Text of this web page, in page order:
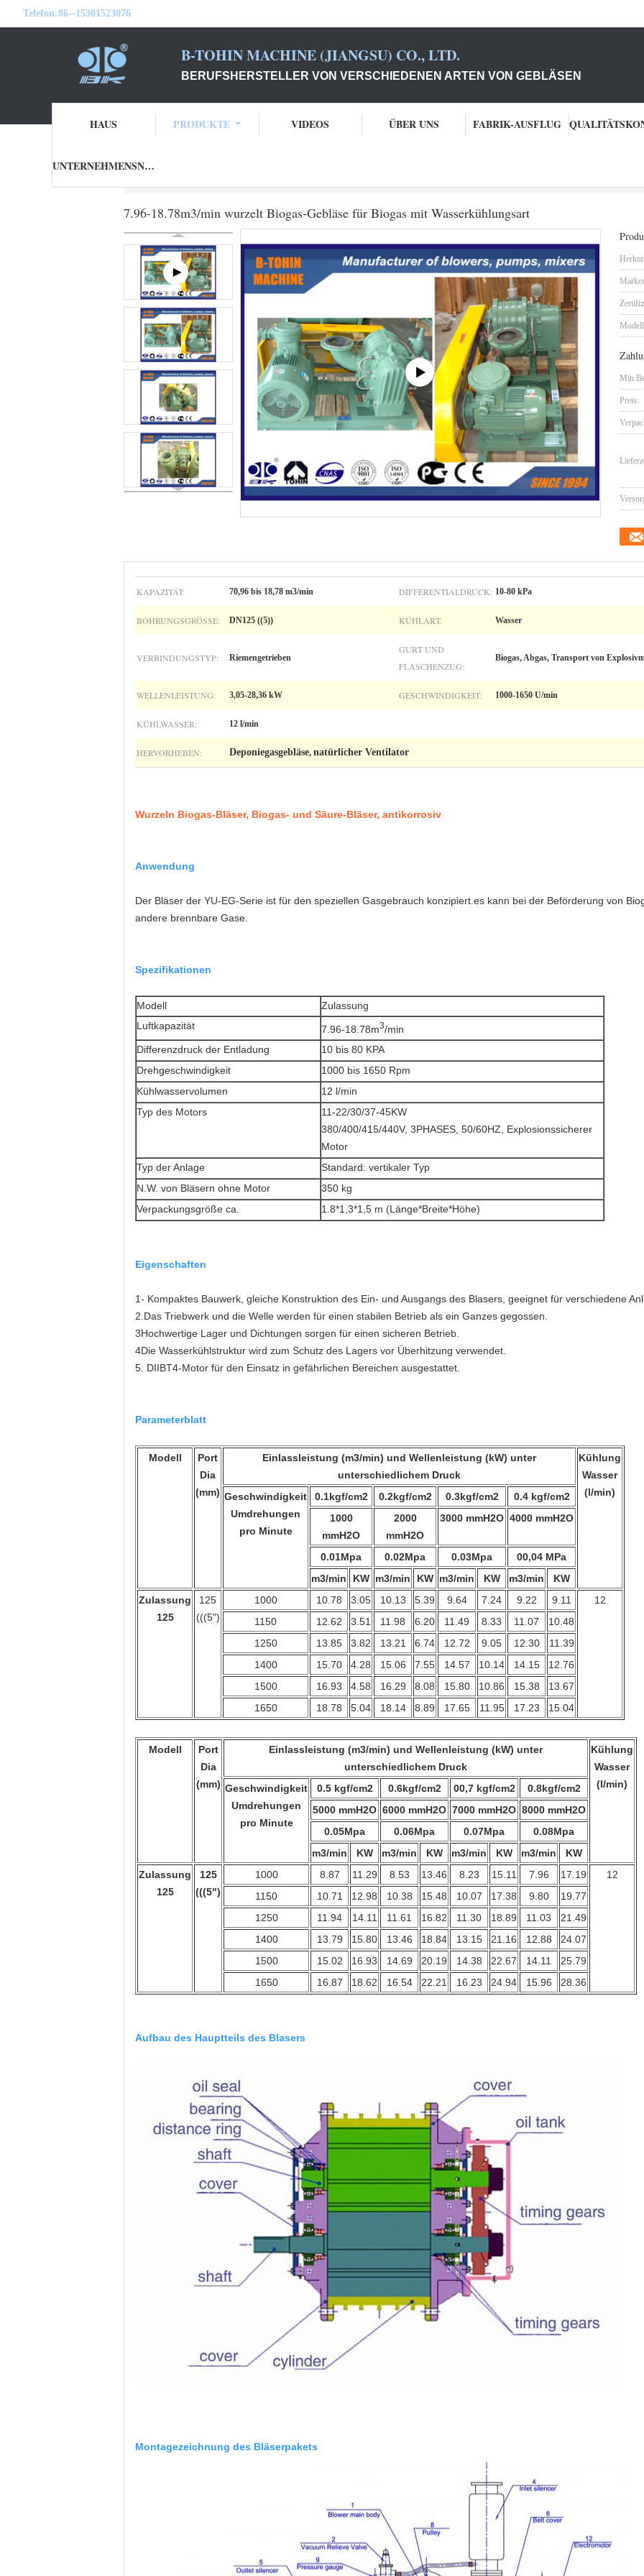
Telefon:86--15301523076
B-TOHIN MACHINE (JIANGSU) CO., LTD.
BERUFSHERSTELLER VON VERSCHIEDENEN ARTEN VON GEBLÄSEN
HAUS PRODUKTE VIDEOS ÜBER UNS FABRIK-AUSFLUG
UNTERNEHMENSNACHRICHTEN
7.96-18.78m3/min wurzelt Biogas-Gebläse für Biogas mit Wasserkühlungsart
Min
Preis:
KAPAZITÄT: 70,96 bis 18,78 m3/min DIFFERENTIALDRUCK: 10-80 kPa
BOHRUNGSGRÖSSE: DN125 ((5)) KÜHLART: Wasser
VERBINDUNGSTYP: Riemengetrieben
GURT UND
FLASCHENZUG:
Biogas, Abgas, Transport von
WELLENLEISTUNG: 3,05-28,36 kW GESCHWINDIGKEIT: 1000-1650 U/min
KÜHLWASSER: 12 l/min
HERVORHEBEN: Deponiegasgebläse, natürlicher Ventilator
Wurzeln Biogas-Bläser, Biogas- und Säure-Bläser, antikorrosiv
Anwendung
Der Bläser der YU-EG-Serie ist für den speziellen Gasgebrauch konzipiert.es kann bei der Beförderung von
andere brennbare Gase.
Spezifikationen
Modell
Zulassung
Luftkapazität
7.96-18.78m3/min
Differenzdruck der Entladung
10 bis 80 KPA
Drehgeschwindigkeit
1000 bis 1650 Rpm
Kühlwasservolumen
12 l/min
Typ des Motors
11-22/30/37-45KW
380/400/415/440V, 3PHASES, 50/60HZ, Explosionssicherer
Motor
Typ der Anlage
Standard: vertikaler Typ
N.W. von Bläsern ohne Motor
350 kg
Verpackungsgröße ca.
1.8*1,3*1,5 m (Länge*Breite*Höhe)
Eigenschaften
1- Kompaktes Bauwerk, gleiche Konstruktion des Ein- und Ausgangs des Blasers, geeignet für verschiedene
2.Das Triebwerk und die Welle werden für einen stabilen Betrieb als ein Ganzes gegossen.
3Hochwertige Lager und Dichtungen sorgen für einen sicheren Betrieb.
4Die Wasserkühlstruktur wird zum Schutz des Lagers vor Überhitzung verwendet.
5. DIIBT4-Motor für den Einsatz in gefährlichen Bereichen ausgestattet.
Parameterblatt
Modell
Port
Dia
(mm)
Einlassleistung (m3/min) und Wellenleistung (kW) unter
unterschiedlichem Druck
Kühlung
Wasser
(l/min)
Geschwindigkeit
Umdrehungen
pro Minute
0.1kgf/cm2 0.2kgf/cm2 0.3kgf/cm2
0.4 kgf/cm2
1000
mmH2O
2000
mmH2O
3000 mmH2O 4000 mmH2O
0.01Mpa 0.02Mpa 0.03Mpa
00,04 MPa
m3/min
KW m3/min KW m3/min KW m3/min
KW
Zulassung
125
125
(((5")
1000 10.78 3.05 10.13 5.39 9.64 7.24 9.22 9.11
12
1150
12.62 3.51 11.98 6.20 11.49 8.33 11.07
10.48
1250
13.85 3.82 13.21 6.74 12.72 9.05 12.30
11.39
1400
15.70 4.28 15.06 7.55 14.57 10.14 14.15
12.76
1500
16.93 4.58 16.29 8.08 15.80 10.86 15.38
13.67
1650
18.78 5.04 18.14 8.89 17.65 11.95 17.23 15.04
Modell
Port
Dia
(mm)
Einlassleistung (m3/min) und Wellenleistung (kW) unter
unterschiedlichem Druck
Kühlung
Wasser
(l/min)
Geschwindigkeit
Umdrehungen
pro Minute
0.5 kgf/cm2 0.6kgf/cm2 00,7 kgf/cm2
0.8kgf/cm2
5000 mmH2O 6000 mmH2O 7000 mmH2O 8000 mmH2O
0.05Mpa
0.06Mpa 0.07Mpa
0.08Mpa
m3/min
KW m3/min KW m3/min KW m3/min
KW
Zulassung
125
125
(((5")
1000 8.87 11.29 8.53 13.46 8.23 15.11 7.96 17.19
12
1150
10.71 12.98 10.38 15.48 10.07 17.38 9.80
19.77
1250
11.94 14.11 11.61 16.82 11.30 18.89 11.03
21.49
1400
13.79 15.80 13.46 18.84 13.15 21.16 12.88
24.07
1500
15.02 16.93 14.69 20.19 14.38 22.67 14.11
25.79
1650
16.87 18.62 16.54 22.21 16.23 24.94 15.96 28.36
Aufbau des Hauptteils des Blasers
Montagezeichnung des Bläserpakets